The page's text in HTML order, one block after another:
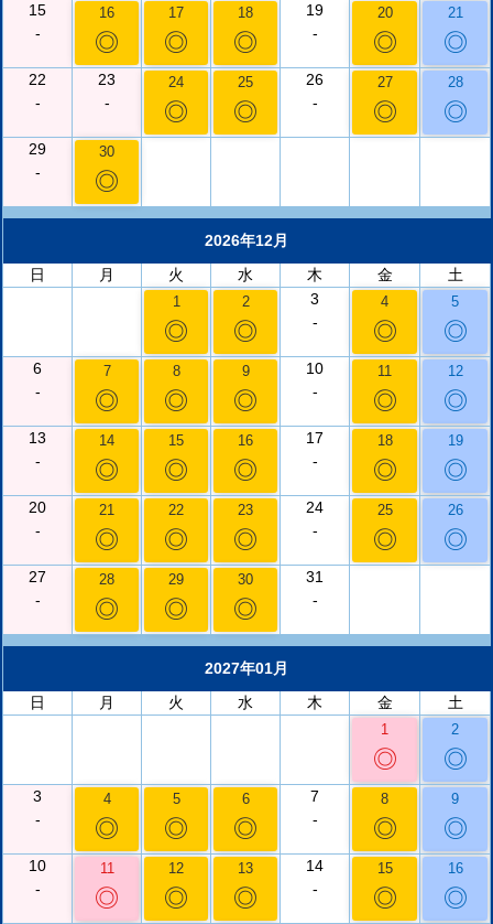
15
-
16
◎
17
◎
18
◎
19
-
20
◎
21
◎
22
-
23
-
24
◎
25
◎
26
-
27
◎
28
◎
29
-
30
◎
2026年12月
日
月 火 水 木 金 土
1
◎
2
◎
3
-
4
◎
5
◎
6
-
7
◎
8
◎
9
◎
10
-
11
◎
12
◎
13
-
14
◎
15
◎
16
◎
17
-
18
◎
19
◎
20
-
21
◎
22
◎
23
◎
24
-
25
◎
26
◎
27
-
28
◎
29
◎
30
◎
31
-
2027年01月
日
月 火 水 木 金 土
1
◎
2
◎
3
-
4
◎
5
◎
6
◎
7
-
8
◎
9
◎
10
-
11
◎
12
◎
13
◎
14
-
15
◎
16
◎